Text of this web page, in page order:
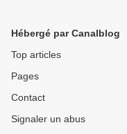
Hébergé par Canalblog
Top articles
Pages
Contact
Signaler un abus